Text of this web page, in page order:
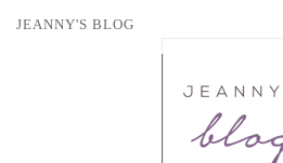
JEANNY'S BLOG